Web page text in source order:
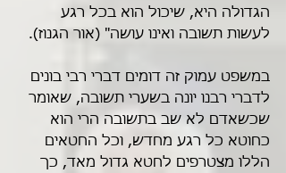
הגדולה היא, שיכול הוא בכל רגע
לעשות תשובה ואינו עושה" (אור הגנוז).
במשפט עמוק זה דומים דברי רבי בונים
לדברי רבנו יונה בשערי תשובה, שאומר
שכשאדם לא שב בתשובה הרי הוא
כחוטא כל רגע מחדש, וכל החטאים
הללו מצטרפים לחטא גדול מאד, כך